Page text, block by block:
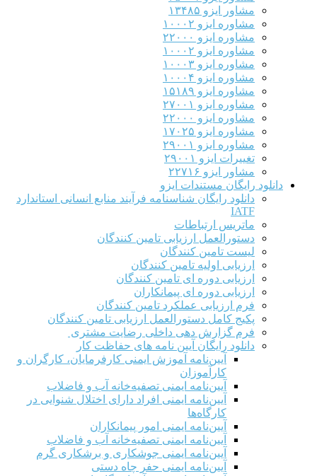
مشاور ایزو ۱۳۴۸۵
مشاوره ایزو ۱۰۰۰۲
مشاوره ایزو ۲۲۰۰۰
مشاوره ایزو ۱۰۰۰۲
مشاوره ایزو ۱۰۰۰۳
مشاوره ایزو ۱۰۰۰۴
مشاوره ایزو ۱۵۱۸۹
مشاوره ایزو ۲۷۰۰۱
مشاوره ایزو ۲۲۰۰۰
مشاوره ایزو ۱۷۰۲۵
مشاوره ایزو ۲۹۰۰۱
تغییرات ایزو ۲۹۰۰۱
مشاور ایزو ۲۲۷۱۶
دانلود رایگان مستندات ایزو
دانلود رایگان شناسنامه فرآیند منابع انسانی استاندارد
IATF
ماتریس ارتباطات
دستورالعمل ارزیابی تامین کنندگان
لیست تامین کنندگان
ارزیابی اولیه تامین کنندگان
ارزیابی دوره ای تامین کنندگان
ارزیابی دوره ای پیمانکاران
فرم ارزيابی عملکرد تامین کنندگان
پکیج کامل دستورالعمل ارزیابی تامین کنندگان
فرم گزارش دهی داخلی رضایت مشتری
دانلود رایگان آیین نامه های حفاظت کار
آیین‌نامه آموزش ایمنی کارفرمایان، کارگران و
کارآموزان
آیین‌نامه ایمنی تصفیه‌خانه آب و فاضلاب
آیین‌نامه ایمنی افراد دارای اختلال شنوایی در
کارگاه‌ها
آیین‌نامه ایمنی امور پیمانکاران
آیین‌نامه ایمنی تصفیه‌خانه آب و فاضلاب
آیین‌نامه ایمنی جوشکاری و برشکاری گرم
آیین‌نامه ایمنی حفر چاه دستی